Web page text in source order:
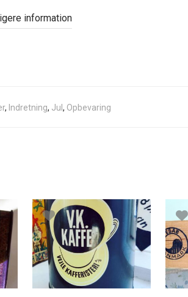
information
, Indretning, Jul , Opbevaring